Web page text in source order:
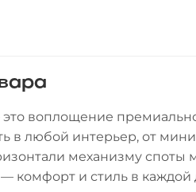
это воплощение
в любой интерьер, от
механизму
комфорт и стиль в каждой